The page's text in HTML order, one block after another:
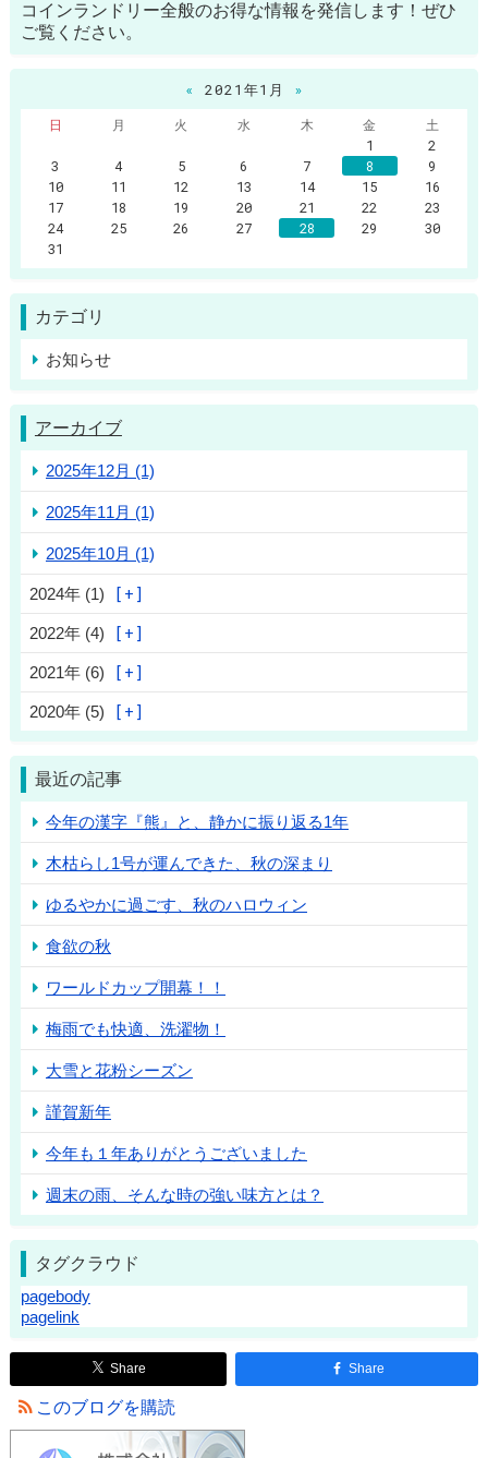
コインランドリー全般のお得な情報を発信します！ぜひ
ご覧ください。
« 2021年1月
»
日
月 火 水 木 金
土
1
2
3
4 5 6 7 8
9
10
11 12 13 14 15
16
17
18 19 20 21 22
23
24
25 26 27 28 29
30
31
カテゴリ
お知らせ
アーカイブ
2025年12月 (1)
2025年11月 (1)
2025年10月 (1)
2024年 (1)
2022年 (4)
2021年 (6)
2020年 (5)
最近の記事
今年の漢字『熊』と、静かに振り返る1年
木枯らし1号が運んできた、秋の深まり
ゆるやかに過ごす、秋のハロウィン
食欲の秋
ワールドカップ開幕！！
梅雨でも快適、洗濯物！
大雪と花粉シーズン
謹賀新年
今年も１年ありがとうございました
週末の雨、そんな時の強い味方とは？
タグクラウド
pagebody
pagelink
Share Share
このブログを購読